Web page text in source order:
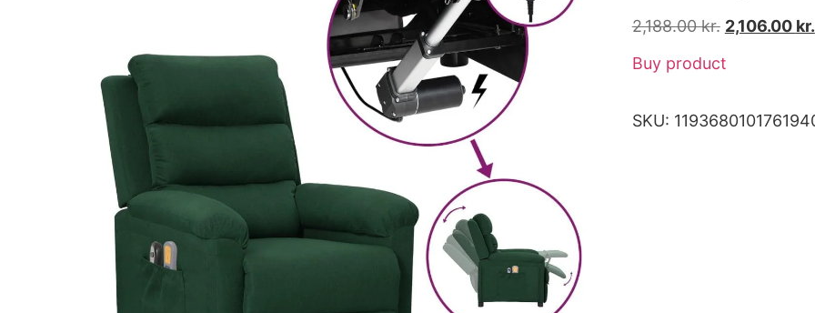
2,188.00kr. 2,106.00 kr.
Buy product
SKU: